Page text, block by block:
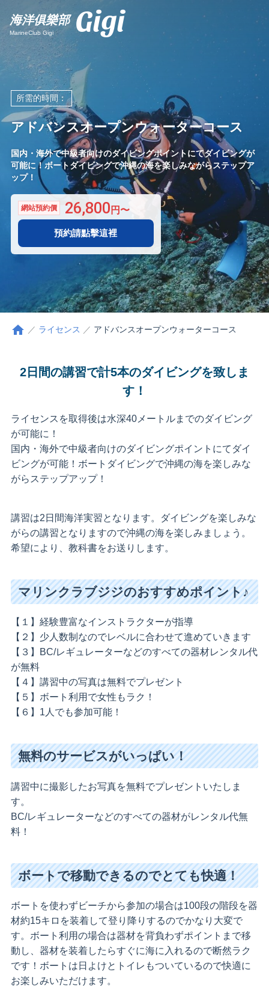
海洋俱樂部
MarineClub Gigi Gigi
所需的時間：
アドバンスオープンウォーターコース
国内・海外で中級者向けのダイビングポイントにてダイビングが
可能に！ボートダイビングで沖縄の海を楽しみながらステップア
ップ！
網站預約價 26,800
預約請點擊這裡
home ライセンス アドバンスオープンウォーターコース
2日間の講習で計5本のダイビングを致しま
す！
ライセンスを取得後は水深40メートルまでのダイビング
が可能に！
国内・海外で中級者向けのダイビングポイントにてダイ
ビングが可能！ボートダイビングで沖縄の海を楽しみな
がらステップアップ！
講習は2日間海洋実習となります。ダイビングを楽しみな
がらの講習となりますので沖縄の海を楽しみましょう。
希望により、教科書をお送りします。
マリンクラブジジのおすすめポイント♪
【１】経験豊富なインストラクターが指導
【２】少人数制なのでレベルに合わせて進めていきます
【３】BC/レギュレーターなどのすべての器材レンタル代
が無料
【４】講習中の写真は無料でプレゼント
【５】ボート利用で女性もラク！
【６】1人でも参加可能！
無料のサービスがいっぱい！
講習中に撮影したお写真を無料でプレゼントいたしま
す。
BC/レギュレーターなどのすべての器材がレンタル代無
料！
ボートで移動できるのでとても快適！
ボートを使わずビーチから参加の場合は100段の階段を器
材約15キロを装着して登り降りするのでかなり大変で
す。ボート利用の場合は器材を背負わずポイントまで移
動し、器材を装着したらすぐに海に入れるので断然ラク
です！ボートは日よけとトイレもついているので快適に
お楽しみいただけます。